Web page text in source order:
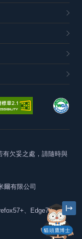
貓頭鷹博士
有欠妥之處，請隨時與
爾有限公司
、Edge79+及